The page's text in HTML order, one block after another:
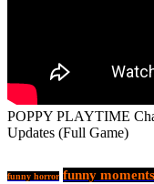
POPPY PLAYTIME
Updates (Full Game)
funny horror funny